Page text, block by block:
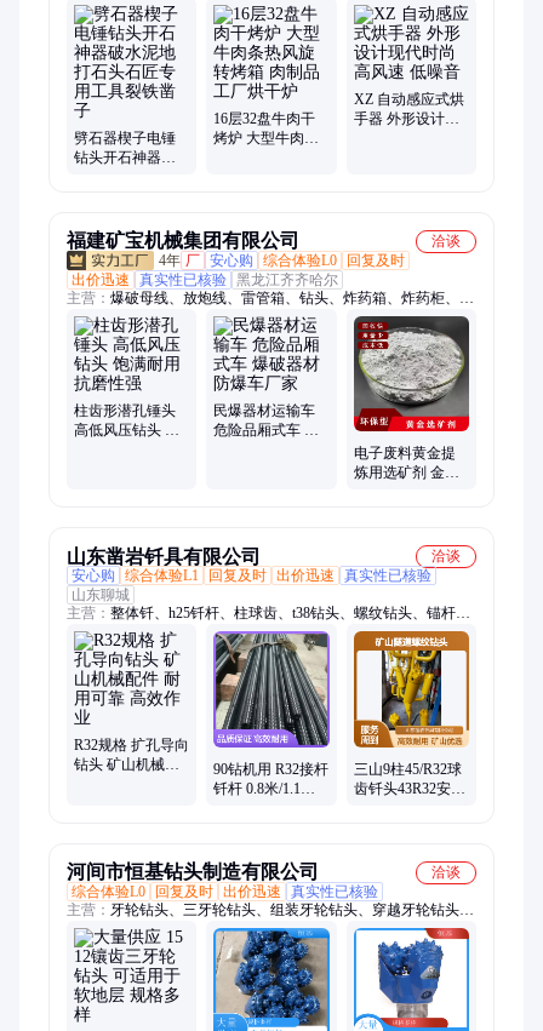
冷凝器、离心机、压滤机
劈石器楔子电锤
钻头开石神器破
16层32盘牛肉干
烤炉 大型牛肉条
XZ 自动感应式烘
手器 外形设计现
福建矿宝机械集团有限公司
洽谈
4年 厂 安心购 综合体验L0
回复及时
出价迅速
真实性已核验 黑龙江齐齐哈尔
主营： 爆破母线、放炮线、雷管箱、钻头、炸药箱、炸药柜、炸
药库、车载运输车、炮泥机、炮被、铜芯线、气体检测仪、气体
间隔器、抗爆容器、对讲机
柱齿形潜孔锤头
高低风压钻头 饱
民爆器材运输车
危险品厢式车 爆
电子废料黄金提
炼用选矿剂 金矿
山东凿岩钎具有限公司
洽谈
安心购
综合体验L1 回复及时 出价迅速
真实性已核验
山东聊城
主营： 整体钎、h25钎杆、柱球齿、t38钻头、螺纹钻头、锚杆
机、杆连接、连接套、旋挖齿、h22钎杆、球齿钎、煤截齿、台
车钻、齿钎头、深孔螺纹、螺纹钻杆、钎尾、一字钎头、十字钎
头、高炉钻杆
R32规格 扩孔导向
钻头 矿山机械配
90钻机用 R32接杆
钎杆 0.8米/1.1米
三山9柱45/R32球
齿钎头43R32安百
河间市恒基钻头制造有限公司
洽谈
综合体验L0
回复及时 出价迅速
真实性已核验
主营： 牙轮钻头、三牙轮钻头、组装牙轮钻头、穿越牙轮钻头、
旋挖牙轮、牙轮掌片